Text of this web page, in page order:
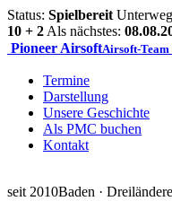
Status: Spielbereit
10 + 2 Als nächstes:
Pioneer AirsoftAirsoft-Team
Termine
Darstellung
Unsere Geschichte
Als PMC buchen
Kontakt
seit 2010Baden ·